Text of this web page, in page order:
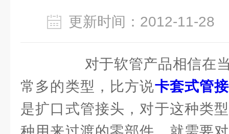
更新时间：2012-11-
对于软管产品相信在当
常多的类型，比方说卡套式管
是扩口式管接头，对于这种类